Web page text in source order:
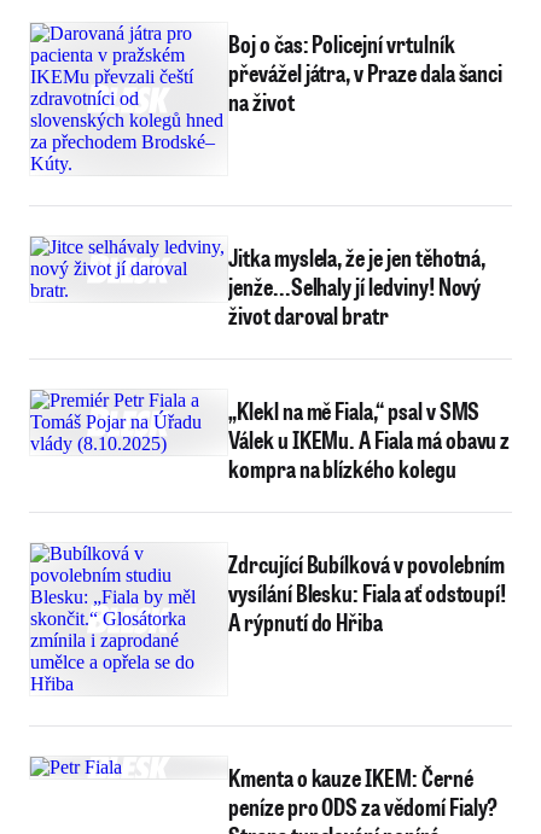
Boj o čas: Policejní vrtulník
převážel játra, v Praze dala šanci
na život
Jitka myslela, že je jen těhotná,
jenže...Selhaly jí ledviny! Nový
život daroval bratr
„Klekl na mě Fiala,“ psal v SMS
Válek u IKEMu. A Fiala má obavu z
kompra na blízkého kolegu
Zdrcující Bubílková v povolebním
vysílání Blesku: Fiala ať odstoupí!
A rýpnutí do Hřiba
Kmenta o kauze IKEM: Černé
peníze pro ODS za vědomí Fialy?